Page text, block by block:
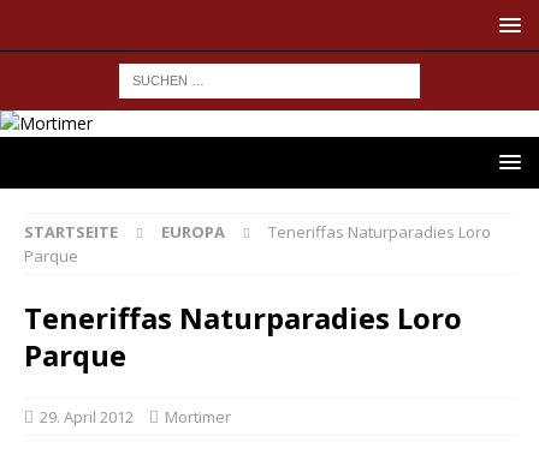
STARTSEITE EUROPA
Teneriffas Naturparadies Loro
Parque
Teneriffas Naturparadies Loro
Parque
29. April 2012 Mortimer